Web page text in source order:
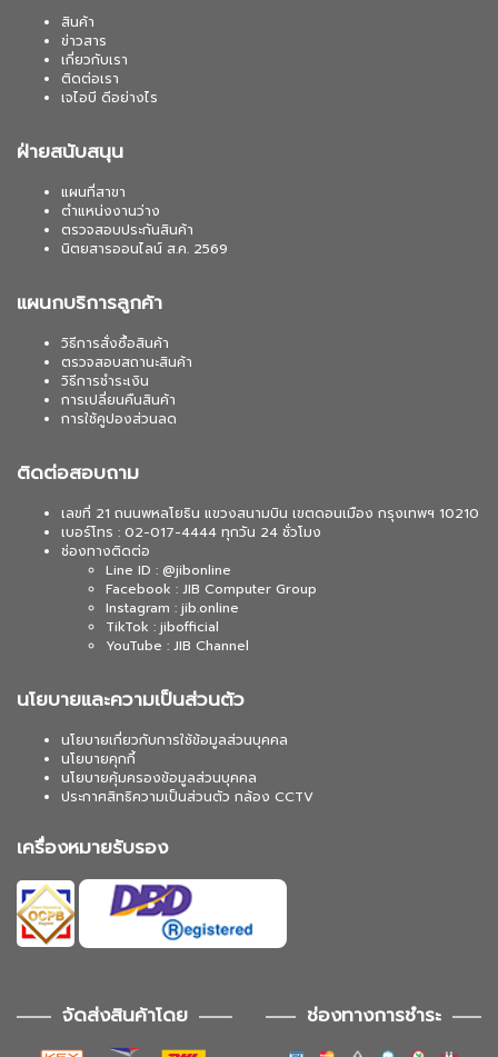
สินค้า
ข่าวสาร
เกี่ยวกับเรา
ติดต่อเรา
เจไอบี ดีอย่างไร
ฝ่ายสนับสนุน
แผนที่สาขา
ตำแหน่งงานว่าง
ตรวจสอบประกันสินค้า
นิตยสารออนไลน์ ส.ค. 2569
แผนกบริการลูกค้า
วิธีการสั่งซื้อสินค้า
ตรวจสอบสถานะสินค้า
วิธีการชำระเงิน
การเปลี่ยนคืนสินค้า
การใช้คูปองส่วนลด
ติดต่อสอบถาม
เลขที่ 21 ถนนพหลโยธิน แขวงสนามบิน เขตดอนเมือง กรุงเทพฯ 10210
เบอร์โทร : 02-017-4444 ทุกวัน 24 ชั่วโมง
ช่องทางติดต่อ
Line ID : @jibonline
Facebook : JIB Computer Group
Instagram : jib.online
TikTok : jibofficial
YouTube : JIB Channel
นโยบายและความเป็นส่วนตัว
นโยบายเกี่ยวกับการใช้ข้อมูลส่วนบุคคล
นโยบายคุกกี้
นโยบายคุ้มครองข้อมูลส่วนบุคคล
ประกาศสิทธิความเป็นส่วนตัว กล้อง CCTV
เครื่องหมายรับรอง
จัดส่งสินค้าโดย ช่องทางการชำระ